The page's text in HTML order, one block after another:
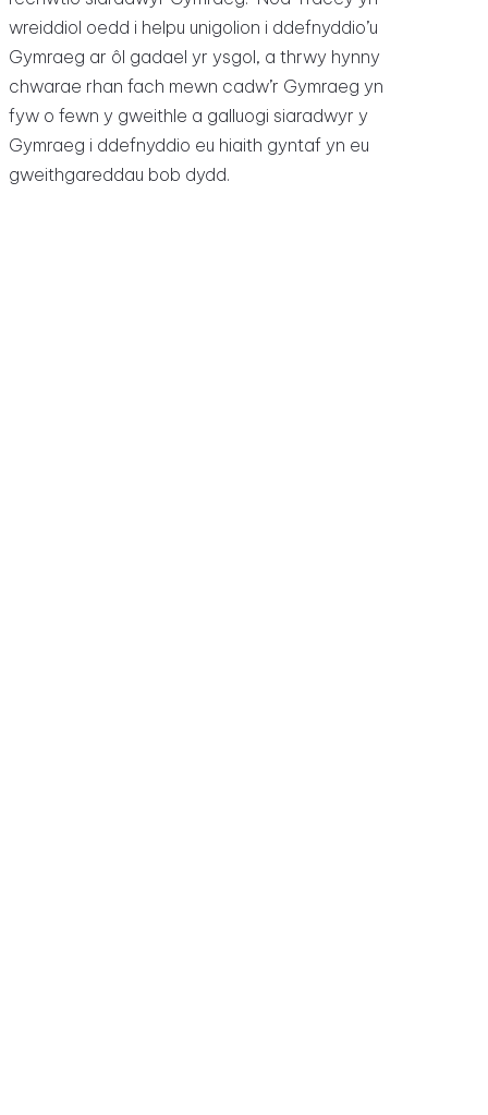
wreiddiol oedd i helpu unigolion i ddefnyddio’u
Gymraeg ar ôl gadael yr ysgol, a thrwy hynny
chwarae rhan fach mewn cadw’r Gymraeg yn
fyw o fewn y gweithle a galluogi siaradwyr y
Gymraeg i ddefnyddio eu hiaith gyntaf yn eu
gweithgareddau bob dydd.